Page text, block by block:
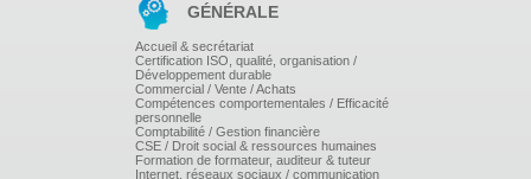
GÉNÉRALE
Accueil & secrétariat
Certification ISO, qualité, organisation /
Développement durable
Commercial / Vente / Achats
Compétences comportementales / Efficacité
personnelle
Comptabilité / Gestion financière
CSE / Droit social & ressources humaines
Formation de formateur, auditeur & tuteur
Internet, réseaux sociaux / communication